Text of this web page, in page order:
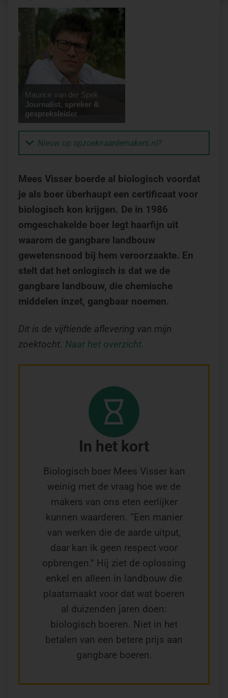
Maurice van der Spek
Journalist, spreker &
gespreksleider
Nieuw op opzoeknaardemakers.nl?
Mees Visser boerde al biologisch voordat
je als boer überhaupt een certificaat voor
biologisch kon krijgen. De in 1986
omgeschakelde boer legt haarfijn uit
waarom de gangbare landbouw
gewetensnood bij hem veroorzaakte. En
stelt dat het onlogisch is dat we de
gangbare landbouw, die chemische
middelen inzet, gangbaar noemen.
Dit is de vijftiende aflevering van mijn
zoektocht. Naar het overzicht.
In het kort
Biologisch boer Mees Visser kan
weinig met de vraag hoe we de
makers van ons eten eerlijker
kunnen waarderen. “Een manier
van werken die de aarde uitput,
daar kan ik geen respect voor
opbrengen.” Hij ziet de oplossing
enkel en alleen in landbouw die
plaatsmaakt voor dat wat boeren
al duizenden jaren doen:
biologisch boeren. Niet in het
betalen van een betere prijs aan
gangbare boeren.